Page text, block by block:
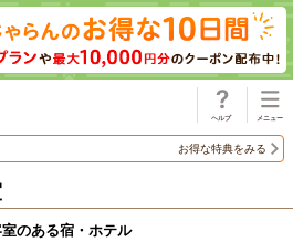
お得な特典をみる
のある宿・ホテル